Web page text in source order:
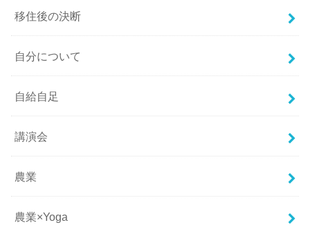
移住後の決断
自分について
自給自足
講演会
農業
農業×Yoga